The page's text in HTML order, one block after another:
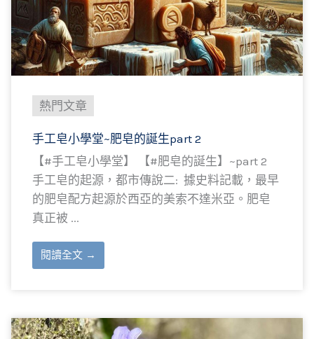
熱門文章
手工皂小學堂~肥皂的誕生part 2
【#手工皂小學堂】 【#肥皂的誕生】~part 2 ​
手工皂的起源，都市傳說二: ​ 據史料記載，最早
的肥皂配方起源於西亞的美索不達米亞。肥皂
真正被 ...
閱讀全文 →